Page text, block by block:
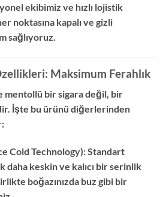
ekibimiz ve hızlı lojistik
noktasına kapalı ve gizli
sağlıyoruz.
Maksimum Ferahlık
mentollü bir sigara değil, bir
İşte bu ürünü diğerlerinden
Cold Technology): Standart
daha keskin ve kalıcı bir serinlik
boğazınızda buz gibi bir